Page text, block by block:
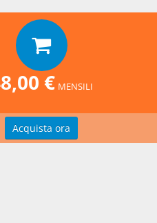
di scioglimento della stessa e
17/07/1991
non contrasti con il divieto
di compiti tipici del
€ MENSILI
Acquista ora